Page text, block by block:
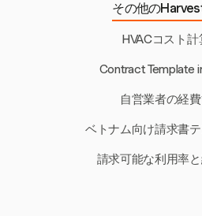
その他の
HVACコスト計
Contract Template
自営業者の経
ベトナム向け請求書
請求可能な利用率